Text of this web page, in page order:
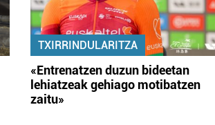
TXIRRINDULARITZA
«Entrenatzen duzun bideetan
lehiatzeak gehiago motibatzen
zaitu»